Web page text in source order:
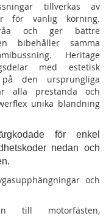
tillverkas av
för vanlig körning.
och ger bättre
bibehåller samma
Heritage
med estetisk
på den ursprungliga
alla prestanda och
unika blandning
för enkel
nedan och
och
till motorfästen,